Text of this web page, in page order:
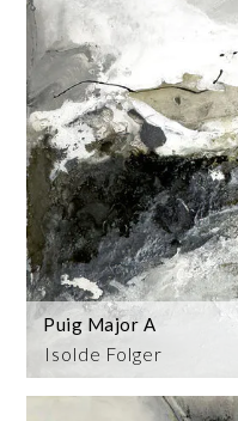
Isolde Folger
Puig Major A